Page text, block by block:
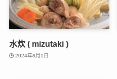
水炊 ( mizutaki )
2024年8月1日